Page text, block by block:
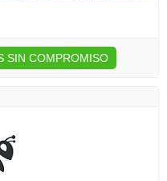
SIN COMPROMISO